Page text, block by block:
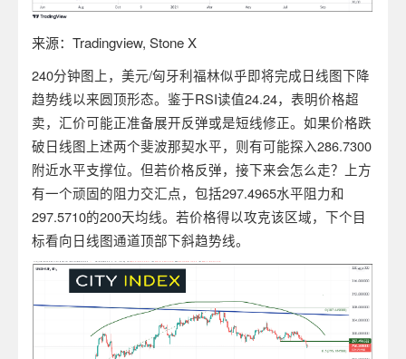
来源： Tradingview, Stone X
240分钟图上，美元/匈牙利福林似乎即将完成日线图下降
趋势线以来圆顶形态。鉴于RSI读值24.24，表明价格超
卖，汇价可能正准备展开反弹或是短线修正。如果价格跌
破日线图上述两个斐波那契水平，则有可能探入286.7300
附近水平支撑位。但若价格反弹，接下来会怎么走？上方
有一个顽固的阻力交汇点，包括297.4965水平阻力和
297.5710的200天均线。若价格得以攻克该区域，下个目
标看向日线图通道顶部下斜趋势线。